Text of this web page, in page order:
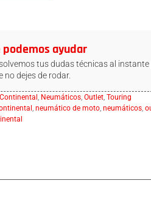
podemos ayudar
tus dudas técnicas al instante
no dejes de rodar.
Continental , Neumáticos, Outlet, Touring
, neumático de moto, neumáticos,